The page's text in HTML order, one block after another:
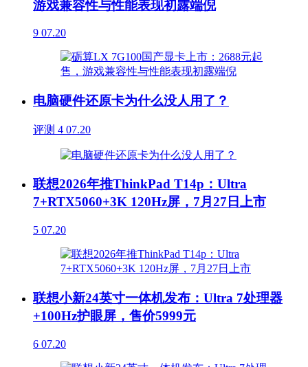
游戏兼容性与性能表现初露端倪
9 07.20
电脑硬件还原卡为什么没人用了？
评测 4 07.20
联想2026年推ThinkPad T14p：Ultra
7+RTX5060+3K 120Hz屏，7月27日上市
5 07.20
联想小新24英寸一体机发布：Ultra 7处理器
+100Hz护眼屏，售价5999元
6 07.20